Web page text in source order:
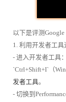
以下是评测
1. 利用开发者工
- 进入开发者工具
`Ctrl+Shift+I`（
发者工具。
- 切换到